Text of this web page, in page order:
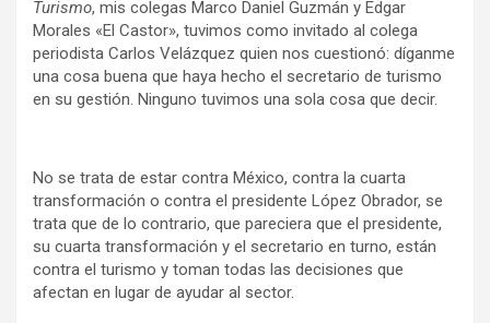
Turismo, mis colegas Marco Daniel Guzmán y Edgar
Morales «El Castor», tuvimos como invitado al colega
periodista Carlos Velázquez quien nos cuestionó: díganme
una cosa buena que haya hecho el secretario de turismo
en su gestión. Ninguno tuvimos una sola cosa que decir.
No se trata de estar contra México, contra la cuarta
transformación o contra el presidente López Obrador, se
trata que de lo contrario, que pareciera que el presidente,
su cuarta transformación y el secretario en turno, están
contra el turismo y toman todas las decisiones que
afectan en lugar de ayudar al sector.